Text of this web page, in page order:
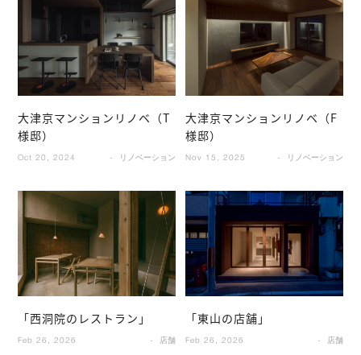
大津京マンションリノベ（T
様邸）
Oct 20, 2024 リノベーション
大津京マンションリノベ（F
様邸）
Nov 15, 2025 リノベーション
「西洞院のレストラン」
Feb 26, 2026 店舗
「東山の店舗」
Feb 26, 2026 店舗